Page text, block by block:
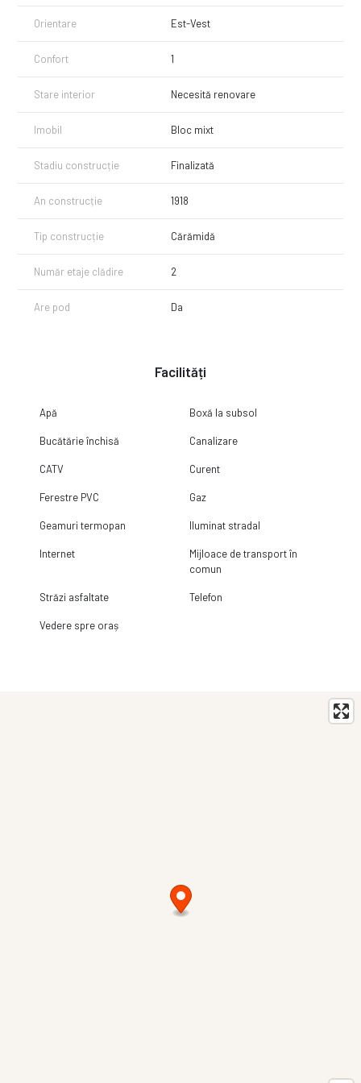
Orientare Est-Vest
Confort 1
Stare interior Necesită renovare
Imobil Bloc mixt
Stadiu construcție Finalizată
An construcție 1918
Tip construcție Cărămidă
Număr etaje clădire 2
Are pod Da
Facilități
Apă Boxă la subsol
Bucătărie închisă Canalizare
CATV Curent
Ferestre PVC Gaz
Geamuri termopan Iluminat stradal
Internet
Mijloace de transport în
comun
Străzi asfaltate Telefon
Vedere spre oraș